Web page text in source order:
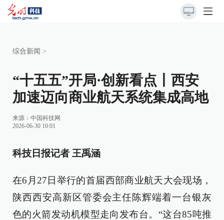
综合新闻 >
“十五五”开局·创新看点丨西安
加速迈向商业航天系统集成高地
来源： 中国科技网
2026-06-30 10:01
科技日报记者 王禹涵
在6月27日举行的首届西部商业航天大会现场，
陕西西安高新区管委会主任陈辉端着一台银灰
色的火箭发动机模型走向发布台。“这台85吨推